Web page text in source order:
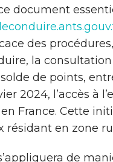
document
des
la
de points,
2024, l’accès à
en France. Cette
résidant en zone
de